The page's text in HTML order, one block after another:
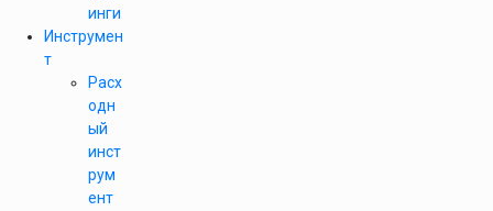
инги
Инструмен
т
Расх
одн
ый
инст
рум
ент